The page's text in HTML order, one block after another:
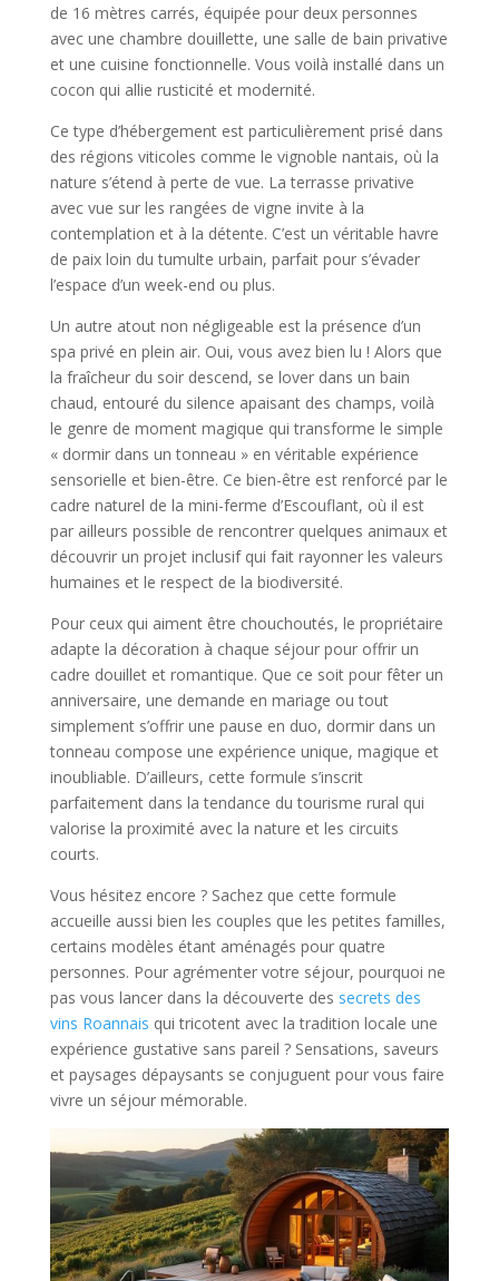
de 16 mètres carrés, équipée pour deux personnes
avec une chambre douillette, une salle de bain privative
et une cuisine fonctionnelle. Vous voilà installé dans un
cocon qui allie rusticité et modernité.
Ce type d’hébergement est particulièrement prisé dans
des régions viticoles comme le vignoble nantais, où la
nature s’étend à perte de vue. La terrasse privative
avec vue sur les rangées de vigne invite à la
contemplation et à la détente. C’est un véritable havre
de paix loin du tumulte urbain, parfait pour s’évader
l’espace d’un week-end ou plus.
Un autre atout non négligeable est la présence d’un
spa privé en plein air. Oui, vous avez bien lu ! Alors que
la fraîcheur du soir descend, se lover dans un bain
chaud, entouré du silence apaisant des champs, voilà
le genre de moment magique qui transforme le simple
« dormir dans un tonneau » en véritable expérience
sensorielle et bien-être. Ce bien-être est renforcé par le
cadre naturel de la mini-ferme d’Escouflant, où il est
par ailleurs possible de rencontrer quelques animaux et
découvrir un projet inclusif qui fait rayonner les valeurs
humaines et le respect de la biodiversité.
Pour ceux qui aiment être chouchoutés, le propriétaire
adapte la décoration à chaque séjour pour offrir un
cadre douillet et romantique. Que ce soit pour fêter un
anniversaire, une demande en mariage ou tout
simplement s’offrir une pause en duo, dormir dans un
tonneau compose une expérience unique, magique et
inoubliable. D’ailleurs, cette formule s’inscrit
parfaitement dans la tendance du tourisme rural qui
valorise la proximité avec la nature et les circuits
courts.
Vous hésitez encore ? Sachez que cette formule
accueille aussi bien les couples que les petites familles,
certains modèles étant aménagés pour quatre
personnes. Pour agrémenter votre séjour, pourquoi ne
pas vous lancer dans la découverte des secrets des
vins Roannais qui tricotent avec la tradition locale une
expérience gustative sans pareil ? Sensations, saveurs
et paysages dépaysants se conjuguent pour vous faire
vivre un séjour mémorable.